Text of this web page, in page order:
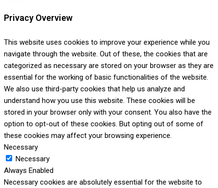
Privacy Overview
This website uses cookies to improve your experience while you
navigate through the website. Out of these, the cookies that are
categorized as necessary are stored on your browser as they are
essential for the working of basic functionalities of the website.
We also use third-party cookies that help us analyze and
understand how you use this website. These cookies will be
stored in your browser only with your consent. You also have the
option to opt-out of these cookies. But opting out of some of
these cookies may affect your browsing experience.
Necessary
Necessary
Always Enabled
Necessary cookies are absolutely essential for the website to